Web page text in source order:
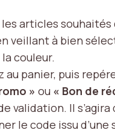
articles souhaités
veillant à bien
couleur.
au panier, puis
» ou « Bon de
validation. Il s’agira
le code issu d’une